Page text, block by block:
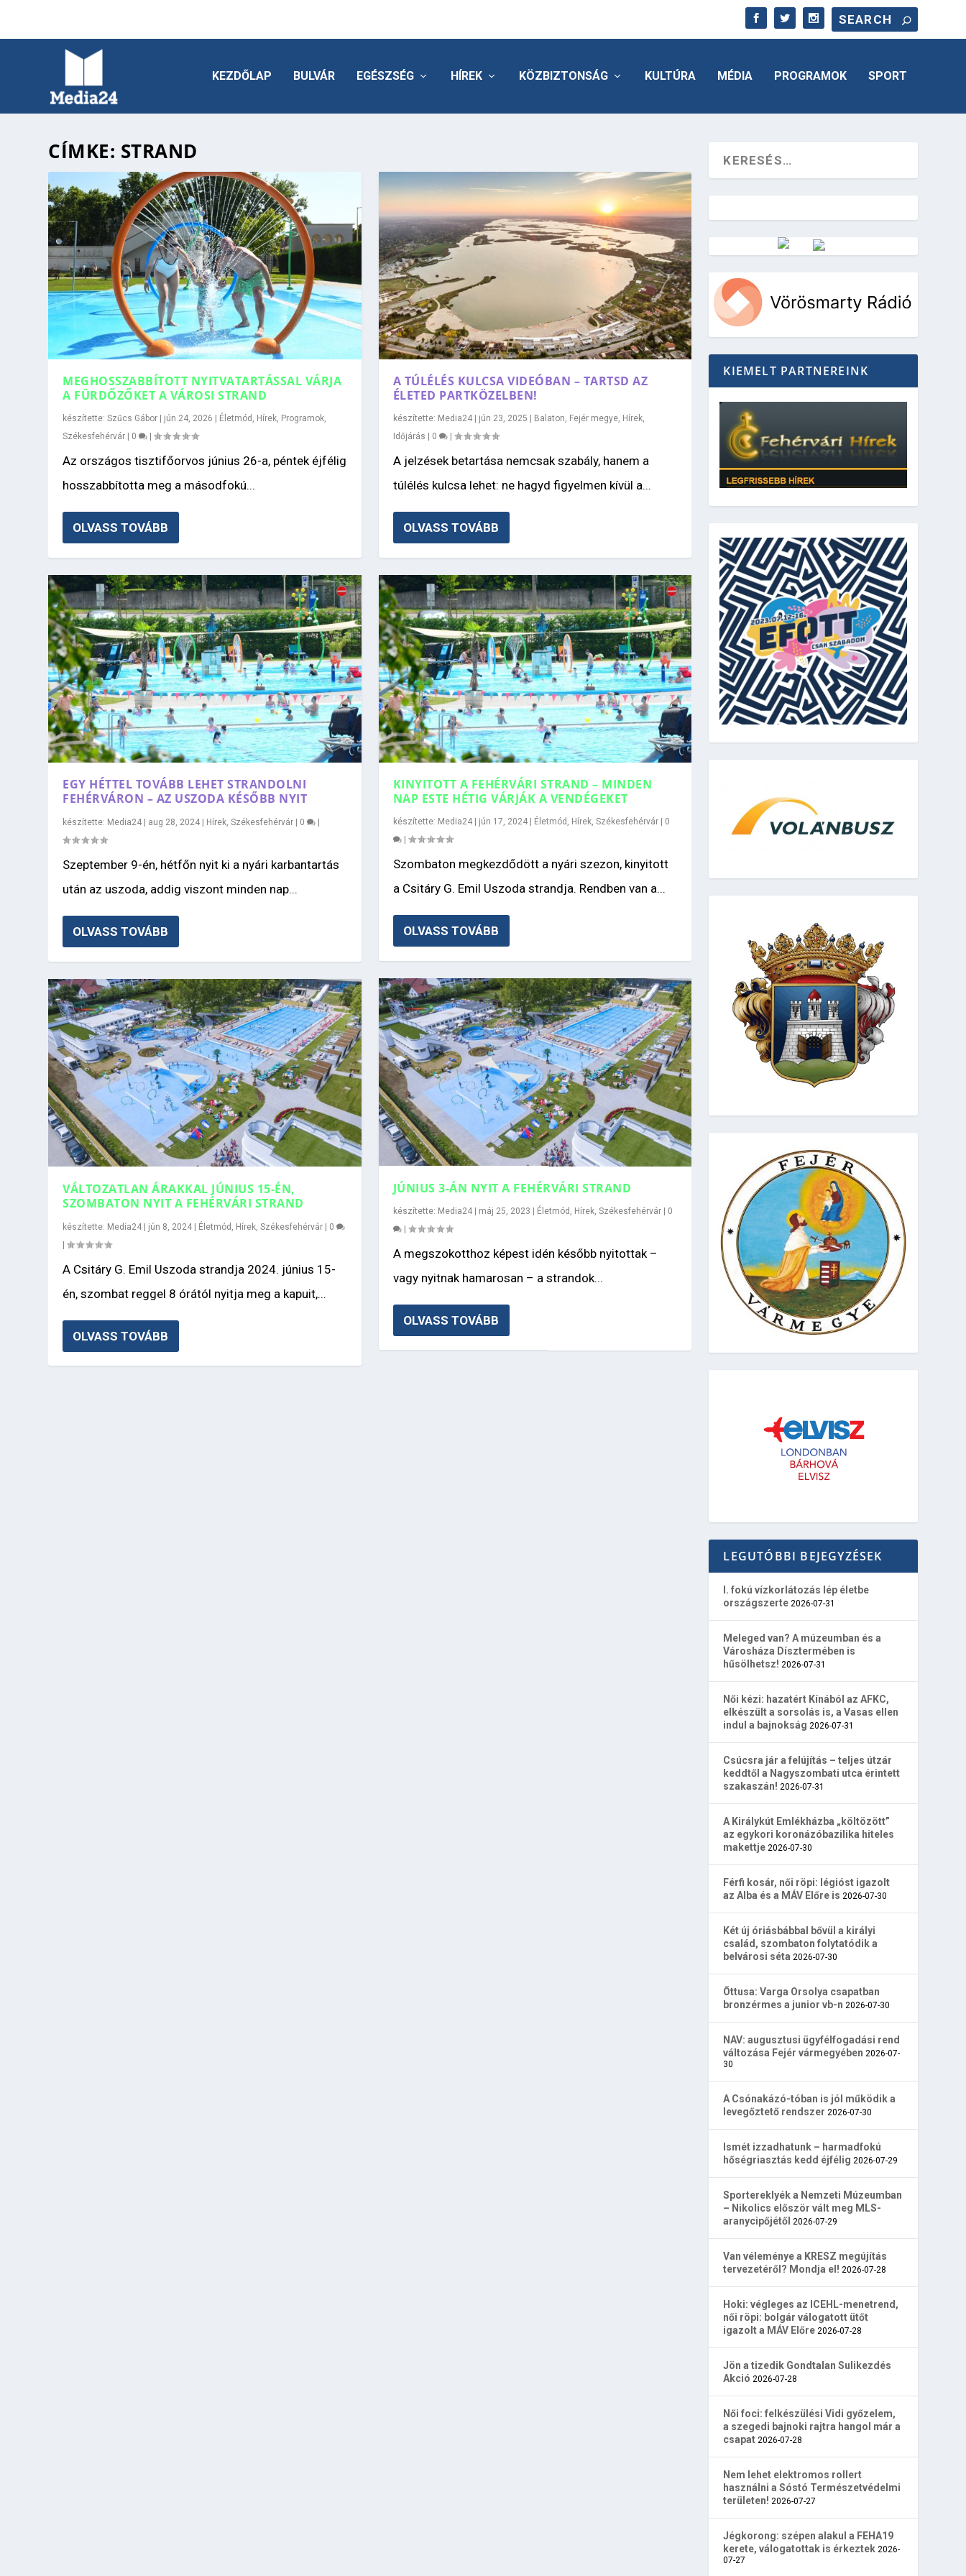
KEZDŐLAP BULVÁR EGÉSZSÉG HÍREK KÖZBIZTONSÁG KULTÚRA MÉDIA PROGRAMOK SPORT
CÍMKE: STRAND
MEGHOSSZABBÍTOTT NYITVATARTÁSSAL VÁRJA
A FÜRDŐZŐKET A VÁROSI STRAND
készítette:Szűcs Gábor jún 24, 2026 Életmód , Hírek, Programok,
Székesfehérvár
0 |
Az országos tisztifőorvos június 26-a, péntek éjfélig
hosszabbította meg a másodfokú...
OLVASS TOVÁBB
EGY HÉTTEL TOVÁBB LEHET STRANDOLNI
FEHÉRVÁRON – AZ USZODA KÉSŐBB NYIT
készítette: Media24 aug 28, 2024 Hírek,Székesfehérvár 0
Szeptember 9-én, hétfőn nyit ki a nyári karbantartás
után az uszoda, addig viszont minden nap...
OLVASS TOVÁBB
VÁLTOZATLAN ÁRAKKAL JÚNIUS 15-ÉN,
SZOMBATON NYIT A FEHÉRVÁRI STRAND
készítette: Media24 | jún 8, 2024 | Életmód Hírek ,Székesfehérvár | 0
|
A Csitáry G. Emil Uszoda strandja 2024. június 15-
én, szombat reggel 8 órától nyitja meg a kapuit,...
OLVASS TOVÁBB
A TÚLÉLÉS KULCSA VIDEÓBAN – TARTSD AZ
ÉLETED PARTKÖZELBEN!
készítette: Media24| jún 23, 2025 Balaton, Fejér megye, Hírek,
Időjárás
0 |
A jelzések betartása nemcsak szabály, hanem a
túlélés kulcsa lehet: ne hagyd figyelmen kívül a...
OLVASS TOVÁBB
KINYITOTT A FEHÉRVÁRI STRAND – MINDEN
NAP ESTE HÉTIG VÁRJÁK A VENDÉGEKET
készítette: Media24| jún 17, 2024| Életmód , Hírek, Székesfehérvár| 0
|
Szombaton megkezdődött a nyári szezon, kinyitott
a Csitáry G. Emil Uszoda strandja. Rendben van a...
OLVASS TOVÁBB
JÚNIUS 3-ÁN NYIT A FEHÉRVÁRI STRAND
készítette: Media24| máj 25, 2023 | Életmód Hírek, Székesfehérvár| 0
|
A megszokotthoz képest idén később nyitottak –
vagy nyitnak hamarosan – a strandok...
OLVASS TOVÁBB
Vörösmarty Rádió
KIEMELT PARTNEREINK
LEGUTÓBBI BEJEGYZÉSEK
I. fokú vízkorlátozás lép életbe
országszerte 2026-07-31
Meleged van? A múzeumban és a
Városháza Dísztermében is
hűsölhetsz! 2026-07-31
Női kézi: hazatért Kínából az AFKC,
elkészült a sorsolás is, a Vasas ellen
indul a bajnokság 2026-07-31
Csúcsra jár a felújítás – teljes útzár
keddtől a Nagyszombati utca érintett
szakaszán! 2026-07-31
A Királykút Emlékházba „költözött”
az egykori koronázóbazilika hiteles
makettje 2026-07-30
Férfi kosár, női röpi: légióst igazolt
az Alba és a MÁV Előre is 2026-07-30
Két új óriásbábbal bővül a királyi
család, szombaton folytatódik a
belvárosi séta 2026-07-30
Öttusa: Varga Orsolya csapatban
bronzérmes a junior vb-n 2026-07-30
NAV: augusztusi ügyfélfogadási rend
változása Fejér vármegyében 2026-07-
30
A Csónakázó-tóban is jól működik a
levegőztető rendszer 2026-07-30
Ismét izzadhatunk – harmadfokú
hőségriasztás kedd éjfélig 2026-07-29
Sportereklyék a Nemzeti Múzeumban
– Nikolics először vált meg MLS-
aranycipőjétől 2026-07-29
Van véleménye a KRESZ megújítás
tervezetéről? Mondja el! 2026-07-28
Hoki: végleges az ICEHL-menetrend,
női röpi: bolgár válogatott ütőt
igazolt a MÁV Előre 2026-07-28
Jön a tizedik Gondtalan Sulikezdés
Akció 2026-07-28
Női foci: felkészülési Vidi győzelem,
a szegedi bajnoki rajtra hangol már a
csapat 2026-07-28
Nem lehet elektromos rollert
használni a Sóstó Természetvédelmi
területen! 2026-07-27
Jégkorong: szépen alakul a FEHA19
kerete, válogatottak is érkeztek 2026-
07-27